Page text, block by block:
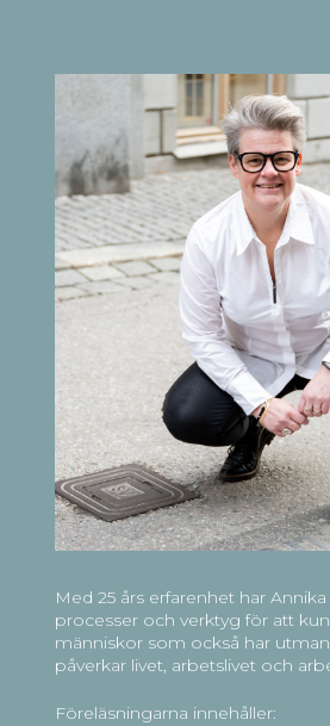
Med 25 års erfarenhet har
processer och verktyg för att
människor som också har
påverkar livet, arbetslivet och
Föreläsningarna innehåller: